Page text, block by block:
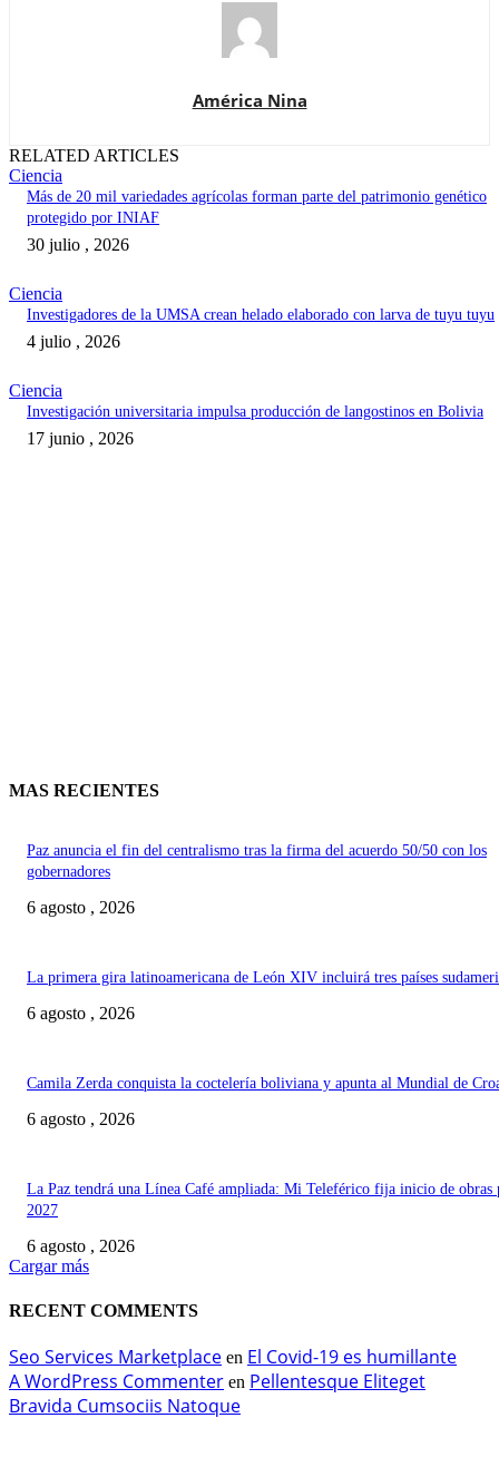
América Nina
RELATED ARTICLES
Ciencia
Más de 20 mil variedades agrícolas forman parte del patrimonio genético
protegido por INIAF
30 julio , 2026
Ciencia
Investigadores de la UMSA crean helado elaborado con larva de tuyu tuyu
4 julio , 2026
Ciencia
Investigación universitaria impulsa producción de langostinos en Bolivia
17 junio , 2026
MAS RECIENTES
Paz anuncia el fin del centralismo tras la firma del acuerdo 50/50 con los
gobernadores
6 agosto , 2026
La primera gira latinoamericana de León XIV incluirá tres países
6 agosto , 2026
Camila Zerda conquista la coctelería boliviana y apunta al Mundial de
6 agosto , 2026
La Paz tendrá una Línea Café ampliada: Mi Teleférico fija inicio de obras
2027
6 agosto , 2026
Cargar más
RECENT COMMENTS
Seo Services Marketplace en El Covid-19 es humillante
A WordPress Commenter en Pellentesque Eliteget
Bravida Cumsociis Natoque